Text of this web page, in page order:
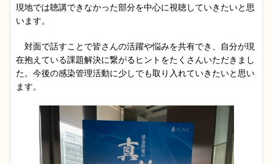
現地では聴講できなかった部分を中心に視聴していきたいと思
います。
対面で話すことで皆さんの活躍や悩みを共有でき、自分が現
在抱えている課題解決に繋がるヒントをたくさんいただきまし
た。今後の感染管理活動に少しでも取り入れていきたいと思い
ます。